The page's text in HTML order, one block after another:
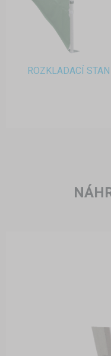
ROZKLADACÍ